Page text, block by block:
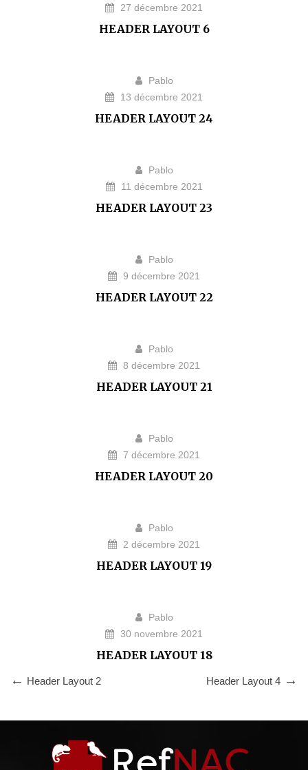
27 décembre 2021
HEADER LAYOUT 6
Pablo
13 décembre 2021
HEADER LAYOUT 24
Pablo
11 décembre 2021
HEADER LAYOUT 23
Pablo
9 décembre 2021
HEADER LAYOUT 22
Pablo
8 décembre 2021
HEADER LAYOUT 21
Pablo
7 décembre 2021
HEADER LAYOUT 20
Pablo
2 décembre 2021
HEADER LAYOUT 19
Pablo
30 novembre 2021
HEADER LAYOUT 18
Header Layout 2 Header Layout 4